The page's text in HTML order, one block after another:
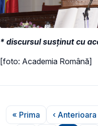
* discursul susținut cu
[foto: Academia Română]
Paginare
Prima pagină
« Prima ‹ Anterioara